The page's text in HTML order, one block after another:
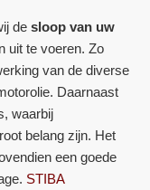
de sloop van uw
uit te voeren. Zo
van de diverse
Daarnaast
waarbij
belang zijn. Het
een goede
STIBA